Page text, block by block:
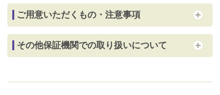
ご用意いただくもの・注意事項
その他保証機関での取り扱いについて